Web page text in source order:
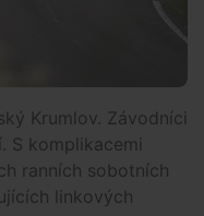
Krumlov. Závodníci
S komplikacemi
ranních sobotních
linkových